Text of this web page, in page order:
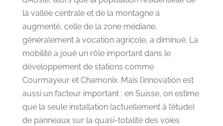
la vallée centrale et de la montagne a
augmenté, celle de la zone médiane,
généralement à vocation agricole, a diminué. La
mobilité a joué un rôle important dans le
développement de stations comme
Courmayeur et Chamonix. Mais l’innovation est
aussi un facteur important : en Suisse, on estime
que la seule installation (actuellement à l’étude)
de panneaux sur la quasi-totalité des voies